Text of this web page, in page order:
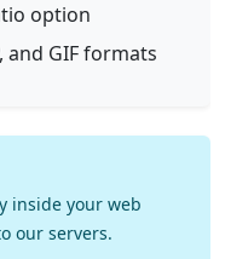
option
and GIF formats
inside your web
our servers.